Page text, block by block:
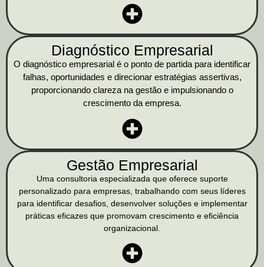
Diagnóstico Empresarial
O diagnóstico empresarial é o ponto de partida para identificar
falhas, oportunidades e direcionar estratégias assertivas,
proporcionando clareza na gestão e impulsionando o
crescimento da empresa.
Gestão Empresarial
Uma consultoria especializada que oferece suporte
personalizado para empresas, trabalhando com seus líderes
para identificar desafios, desenvolver soluções e implementar
práticas eficazes que promovam crescimento e eficiência
organizacional.